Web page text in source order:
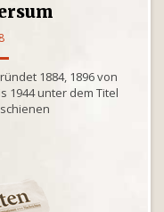
1884, 1896 von
1944 unter dem Titel